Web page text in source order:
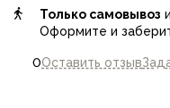
0Оставить отзыв
Только самовывоз
Оформите и